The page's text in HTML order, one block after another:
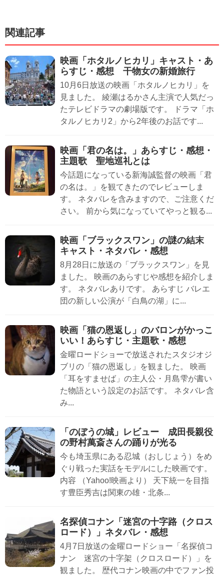
関連記事
映画「ホタルノヒカリ」キャスト・あ
らすじ・感想 干物女の新婚旅行
10月6日放送の映画「ホタルノヒカリ」を
見ました。 綾瀬はるかさん主演で人気だっ
たテレビドラマの劇場版です。 ドラマ「ホ
タルノヒカリ2」から2年後のお話です...
映画「君の名は。」あらすじ・感想・
主題歌 聖地巡礼とは
今話題になっている新海誠監督の映画「君
の名は。」を観てきたのでレビューしま
す。 ネタバレを含みますので、ご注意くだ
さい。 前から気になっていてやっと観る...
映画「ブラックスワン」の謎の結末
キャスト・ネタバレ・感想
8月28日に放送の「ブラックスワン」を見
ました。 映画のあらすじや感想を紹介しま
す。 ネタバレありです。 あらすじ バレエ
団の新しい公演が「白鳥の湖」に...
映画「猫の恩返し」のバロンがかっこ
いい！あらすじ・主題歌・感想
金曜ロードショーで放送されたスタジオジ
ブリの「猫の恩返し」を観ました。 映画
「耳をすませば」の主人公・月島雫が書い
た物語という設定のお話です。 ネタバレ含
み...
「のぼうの城」レビュー 成田長親役
の野村萬斎さんの踊りが光る
今も埼玉県にある忍城（おしじょう）をめ
ぐり戦った実話をモデルにした映画です。
内容 （Yahoo!映画より） 天下統一を目指
す豊臣秀吉は関東の雄・北条...
名探偵コナン「迷宮の十字路（クロス
ロード）」ネタバレ・感想
4月7日放送の金曜ロードショー「名探偵コ
ナン 迷宮の十字架（クロスロード）」を
観ました。 歴代コナン映画の中でファン投